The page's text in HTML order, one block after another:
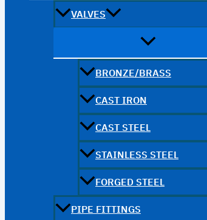
VALVES
BRONZE/BRASS
CAST IRON
CAST STEEL
STAINLESS STEEL
FORGED STEEL
PIPE FITTINGS